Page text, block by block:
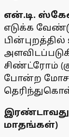
என்.டி.
எடுக்க
சிண்ட்ரோம்
போன்ற
இரண்டாவது
மாதங்கள்)